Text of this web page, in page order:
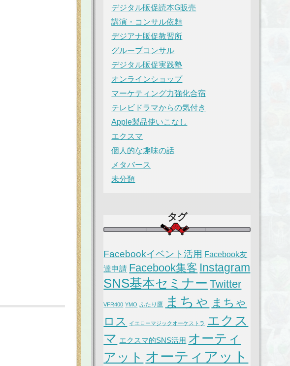
デジタル販促読本G販売
講演・コンサル依頼
デジアナ販促教習所
グループコンサル
デジタル販促実践塾
オンラインショップ
マーケティング力強化合宿
テレビドラマからの気付き
Apple製品使いこなし
エクスマ
個人的な趣味の話
メタバース
未分類
タグ
Facebookイベント活用 Facebook友
達申請 Facebook集客 Instagram
SNS基本セミナー Twitter
VFR400 YMO ふたり鷹 まちゃ まちゃ
ロス
イエローマジックオーケストラ
エクス
マ エクスマ的SNS活用 オーティ
アット オーティアット